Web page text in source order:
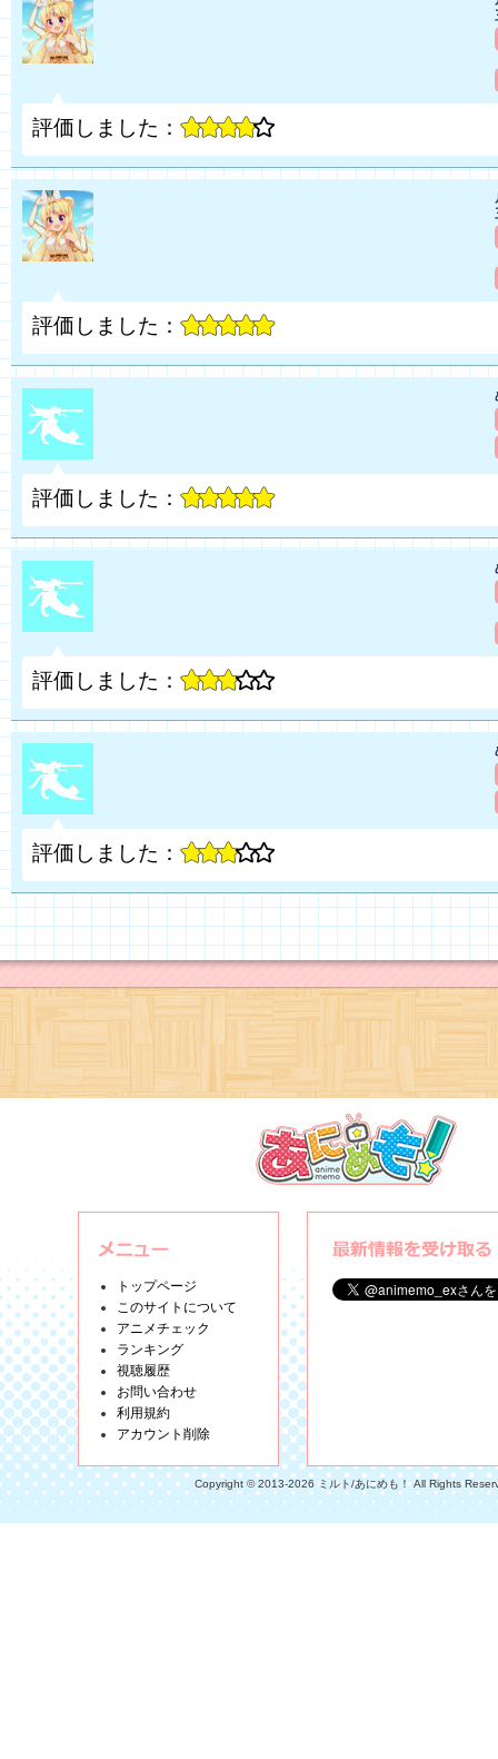
評価しました：
評価しました：
評価しました：
評価しました：
評価しました：
トップページ
このサイトについて
アニメチェック
ランキング
視聴履歴
お問い合わせ
利用規約
アカウント削除
Copyright © 2013-2026 ミルト/あにめも！ All Rights